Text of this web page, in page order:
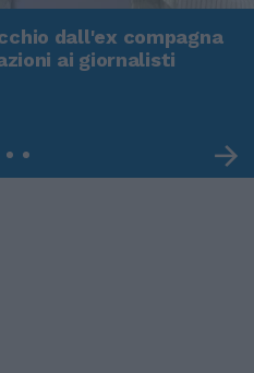
dall'ex compagna
ai giornalisti